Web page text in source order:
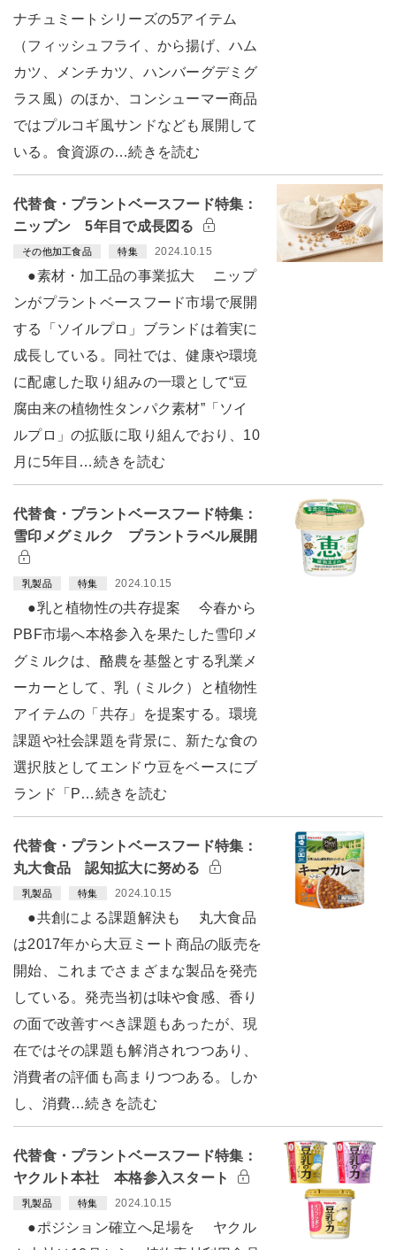
ナチュミートシリーズの5アイテム
（フィッシュフライ、から揚げ、ハム
カツ、メンチカツ、ハンバーグデミグ
ラス風）のほか、コンシューマー商品
ではプルコギ風サンドなども展開して
いる。食資源の…続きを読む
代替食・プラントベースフード特集：
ニップン 5年目で成長図る
その他加工食品 特集 2024.10.15
●素材・加工品の事業拡大 ニップ
ンがプラントベースフード市場で展開
する「ソイルプロ」ブランドは着実に
成長している。同社では、健康や環境
に配慮した取り組みの一環として“豆
腐由来の植物性タンパク素材”「ソイ
ルプロ」の拡販に取り組んでおり、10
月に5年目…続きを読む
代替食・プラントベースフード特集：
雪印メグミルク プラントラベル展開
乳製品 特集 2024.10.15
●乳と植物性の共存提案 今春から
PBF市場へ本格参入を果たした雪印メ
グミルクは、酪農を基盤とする乳業メ
ーカーとして、乳（ミルク）と植物性
アイテムの「共存」を提案する。環境
課題や社会課題を背景に、新たな食の
選択肢としてエンドウ豆をベースにブ
ランド「P…続きを読む
代替食・プラントベースフード特集：
丸大食品 認知拡大に努める
乳製品 特集 2024.10.15
●共創による課題解決も 丸大食品
は2017年から大豆ミート商品の販売を
開始、これまでさまざまな製品を発売
している。発売当初は味や食感、香り
の面で改善すべき課題もあったが、現
在ではその課題も解消されつつあり、
消費者の評価も高まりつつある。しか
し、消費…続きを読む
代替食・プラントベースフード特集：
ヤクルト本社 本格参入スタート
乳製品 特集 2024.10.15
●ポジション確立へ足場を ヤクル